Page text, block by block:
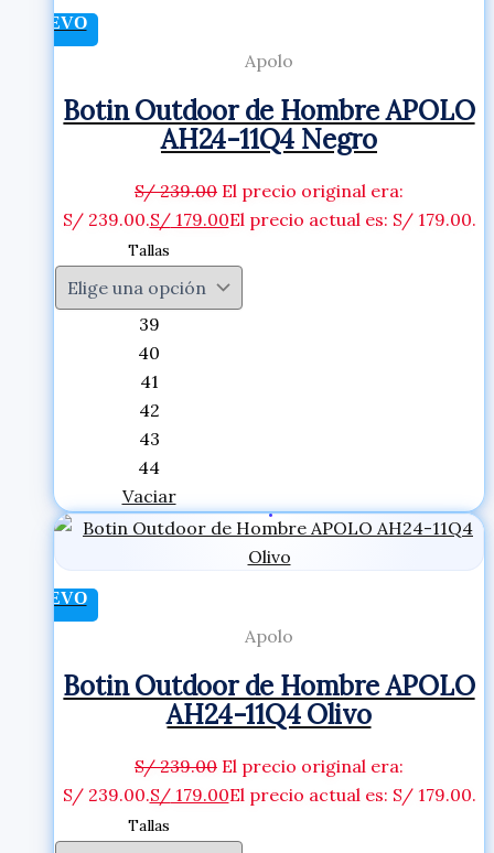
NUEVO
Apolo
Botin Outdoor de Hombre APOLO
AH24-11Q4 Negro
S/239.00 El precio original era:
S/ 239.00.S/179.00El precio actual es: S/ 179.00.
Tallas
39
40
41
42
43
44
Vaciar
NUEVO
Apolo
Botin Outdoor de Hombre APOLO
AH24-11Q4 Olivo
S/239.00 El precio original era:
S/ 239.00.S/179.00El precio actual es: S/ 179.00.
Tallas